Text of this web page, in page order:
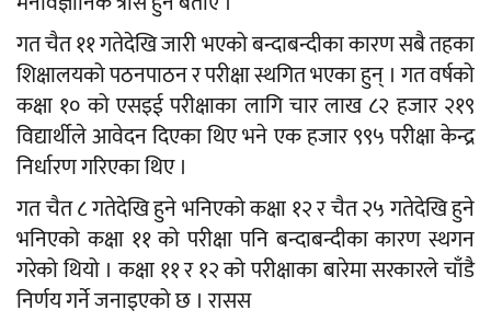
गत चैत ११ गतेदेखि जारी भएको बन्दाबन्दीका कारण सबै तहका
शिक्षालयको पठनपाठन र परीक्षा स्थगित भएका हुन् । गत वर्षको
कक्षा १० को एसइई परीक्षाका लागि चार लाख ८२ हजार २१९
विद्यार्थीले आवेदन दिएका थिए भने एक हजार ९९५ परीक्षा केन्द्र
निर्धारण गरिएका थिए ।
गत चैत ८ गतेदेखि हुने भनिएको कक्षा १२ र चैत २५ गतेदेखि हुने
भनिएको कक्षा ११ को परीक्षा पनि बन्दाबन्दीका कारण स्थगन
गरेको थियो । कक्षा ११ र १२ को परीक्षाका बारेमा सरकारले चाँडै
निर्णय गर्ने जनाइएको छ । रासस